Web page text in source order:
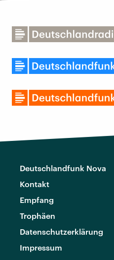
Deutschlandfunk Nova
Kontakt
Empfang
Trophäen
Datenschutzerklärung
Impressum